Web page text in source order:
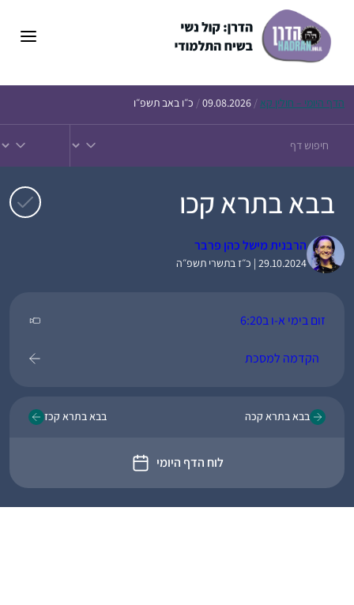
הדף היומי – חולין קא/
09.08.2026
/ כ״ו באב תשפ״ו
בבא בתרא קכו
הרבנית מישל כהן פרבר
29.10.2024 | כ״ז בתשרי תשפ״ה
זום בימי א-ו ב6:20
הקדמה למסכת
בבא בתרא קכה
לוח הדף היומי
בבא בתרא קכז